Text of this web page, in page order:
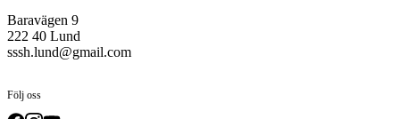
Baravägen 9
222 40 Lund
sssh.lund@gmail.com
Följ oss